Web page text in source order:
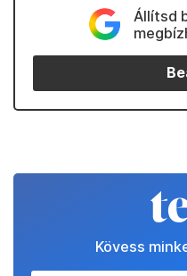
Állítsd
Kövess